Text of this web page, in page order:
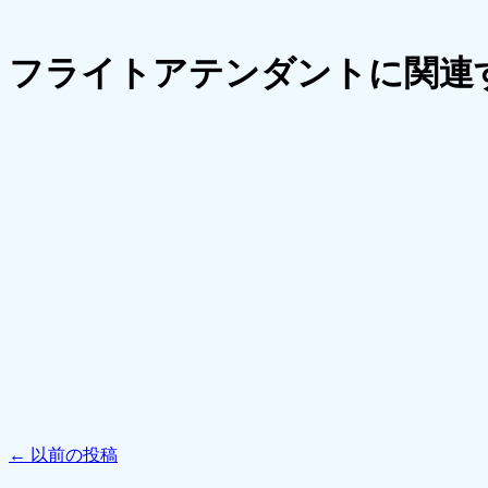
フライトアテンダントに関連
← 以前の投稿